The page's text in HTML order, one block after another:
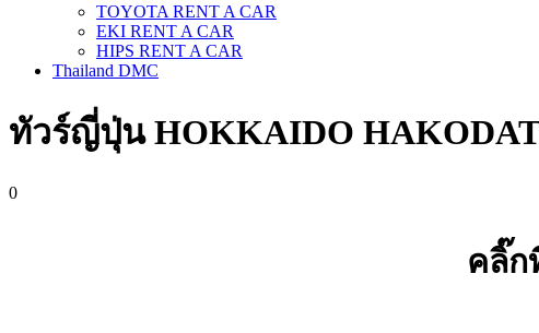
TOYOTA RENT A CAR
EKI RENT A CAR
HIPS RENT A CAR
Thailand DMC
ทัวร์ญี่ปุ่น HOKKAIDO
0
คลิ๊ก